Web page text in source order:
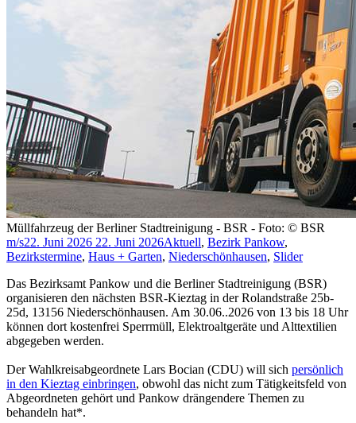
Müllfahrzeug der Berliner Stadtreinigung - BSR - Foto: © BSR
m/s22. Juni 2026 22. Juni 2026Aktuell, Bezirk Pankow,
Bezirkstermine, Haus + Garten, Niederschönhausen, Slider
Das Bezirksamt Pankow und die Berliner Stadtreinigung (BSR)
organisieren den nächsten BSR-Kieztag in der Rolandstraße 25b-
25d, 13156 Niederschönhausen. Am 30.06..2026 von 13 bis 18 Uhr
können dort kostenfrei Sperrmüll, Elektroaltgeräte und Alttextilien
abgegeben werden.
Der Wahlkreisabgeordnete Lars Bocian (CDU) will sich persönlich
in den Kieztag einbringen, obwohl das nicht zum Tätigkeitsfeld von
Abgeordneten gehört und Pankow drängendere Themen zu
behandeln hat*.